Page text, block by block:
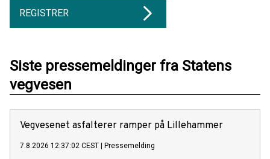
REGISTRER
Siste pressemeldinger fra Statens
vegvesen
Vegvesenet asfalterer ramper på Lillehammer
7.8.2026 12:37:02 CEST | Pressemelding